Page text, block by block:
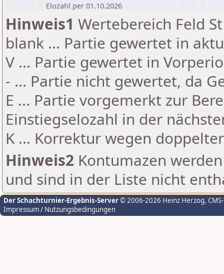
Elozahl per 01.10.2026
Hinweis1 Wertebereich Feld
blank ... Partie gewertet in
V ... Partie gewertet in
- ... Partie nicht gewertet, da
E ... Partie vorgemerkt zur
Einstiegselozahl in der
K ... Korrektur wegen
Hinweis2 Kontumazen
und sind in der Liste nicht
Der Schachturnier-Ergebnis-Server© 2006-2026 Heinz Herzog,
Impressum / Nutzungsbedingungen